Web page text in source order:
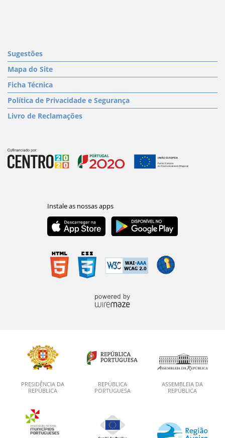
Sugestões
Mapa do Site
Ficha Técnica
Política de Privacidade e Segurança
Livro de Reclamações
PRESIDÊNCIA DA
REPÚBLICA
REPÚBLICA
PORTUGUESA
ASSEMBLEIA DA
REPÚBLICA